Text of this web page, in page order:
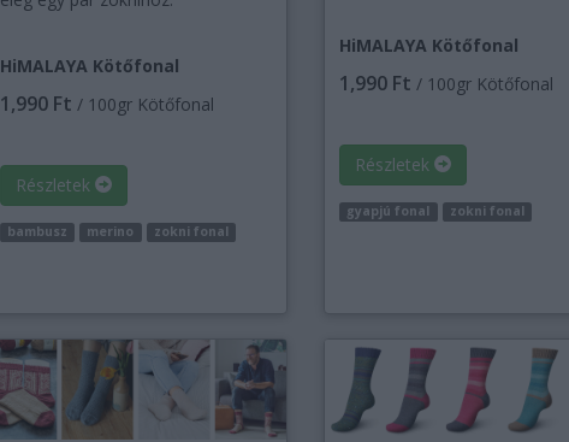
HiMALAYA Kötőfonal
1,990 Ft / 100gr Kötőfonal
Részletek
bambusz merino zokni fonal
HiMALAYA Kötőfonal
1,990 Ft / 100gr Kötőfonal
Részletek
gyapjú fonal zokni fonal